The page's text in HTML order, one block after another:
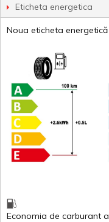
Eticheta energetica
Noua eticheta energetică
Economia de carburant a